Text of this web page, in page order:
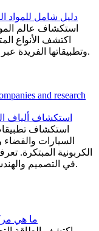
دليل شامل للمواد
استكشاف عالم
اكتشف الأنواع
وتطبيقاتها الفريدة عبر الصناعات مثل الفضاء والسيارات والرياضة.
استكشاف ألياف
استكشاف
السيارات والفضاء
الكربونية المبتكرة.
في التصميم والهندسة ، مما يوفر إمكانيات جديدة للإبداع والأداء.
ما هي